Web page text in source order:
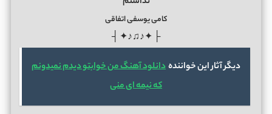
کامی یوسفی اتفاقی
├ ✦♪♫♪✦ ┤
دیگر آثار این خوانندهدانلود آهنگ من خوابتو دیدم نمیدونم
که نیمه ای منی